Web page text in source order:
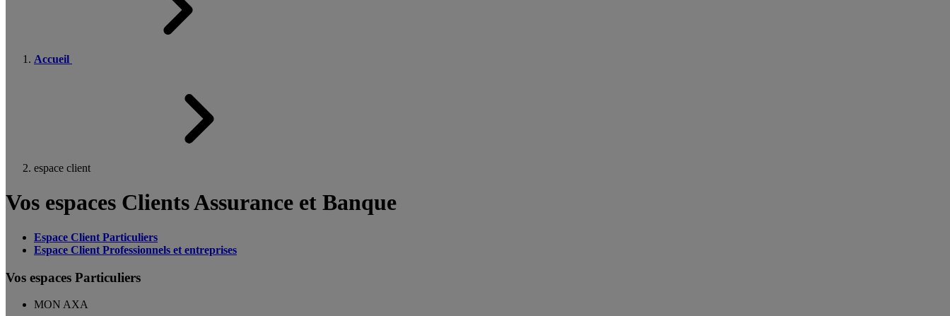
Accueil
espace client
Vos espaces Clients Assurance et Banque
Espace Client Particuliers
Espace Client Professionnels et entreprises
Vos espaces Particuliers
MON AXA